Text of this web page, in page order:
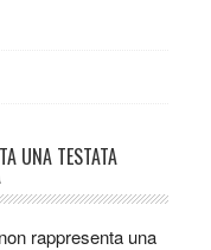
UNA TESTATA
rappresenta una